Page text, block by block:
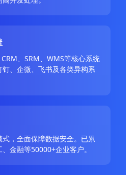
CRM、SRM、WMS等核心系统
、企微、飞书及各类异构系
，全面保障数据安全。已累
金融等50000+企业客户。